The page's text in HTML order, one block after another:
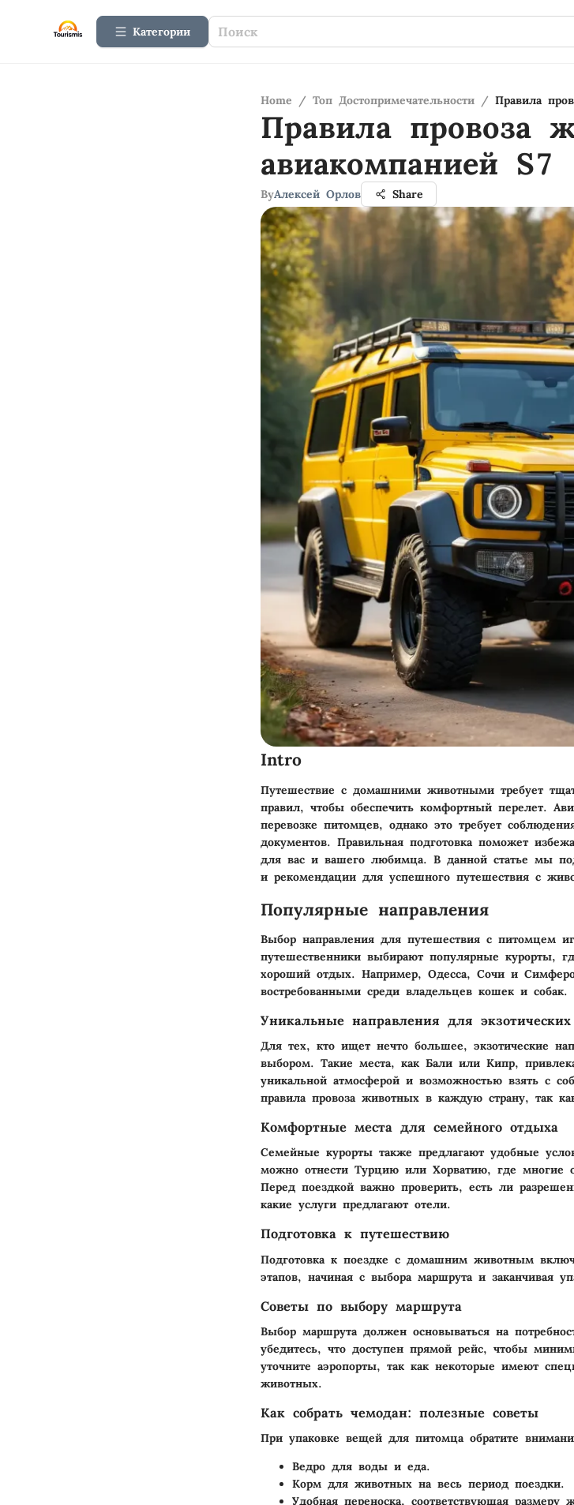
Категории
Home / Топ Достопримечательности / Правила
Правила провоза
авиакомпанией S7
ByАлексей Орлов Share
Intro
Путешествие с домашними животными требует
правил, чтобы обеспечить комфортный перелет.
перевозке питомцев, однако это требует
документов. Правильная подготовка поможет
для вас и вашего любимца. В данной статье мы
и рекомендации для успешного путешествия с
Популярные направления
Выбор направления для путешествия с питомцем
путешественники выбирают популярные курорты,
хороший отдых. Например, Одесса, Сочи и
востребованными среди владельцев кошек и собак.
Уникальные направления для
Для тех, кто ищет нечто большее, экзотические
выбором. Такие места, как Бали или Кипр,
уникальной атмосферой и возможностью взять с
правила провоза животных в каждую страну, так
Комфортные места для семейного отдыха
Семейные курорты также предлагают удобные
можно отнести Турцию или Хорватию, где
Перед поездкой важно проверить, есть ли
какие услуги предлагают отели.
Подготовка к путешествию
Подготовка к поездке с домашним животным
этапов, начиная с выбора маршрута и заканчивая
Советы по выбору маршрута
Выбор маршрута должен основываться на
убедитесь, что доступен прямой рейс, чтобы
уточните аэропорты, так как некоторые имеют
животных.
Как собрать чемодан: полезные советы
При упаковке вещей для питомца обратите
Ведро для воды и еда.
Корм для животных на весь период поездки.
Удобная переноска, соответствующая размеру